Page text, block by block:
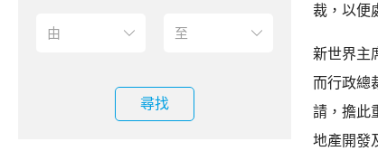
尋找
裁，以便
新世界主
而行政總
請，擔此
地產開發